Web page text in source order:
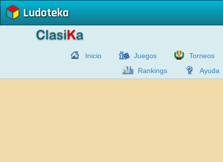
Ludoteka
Inicio Juegos
Torneos
Rankings
Ayuda